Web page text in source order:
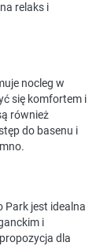
relaks i
nocleg w
się komfortem i
również
do basenu i
Park jest idealna
i
dla